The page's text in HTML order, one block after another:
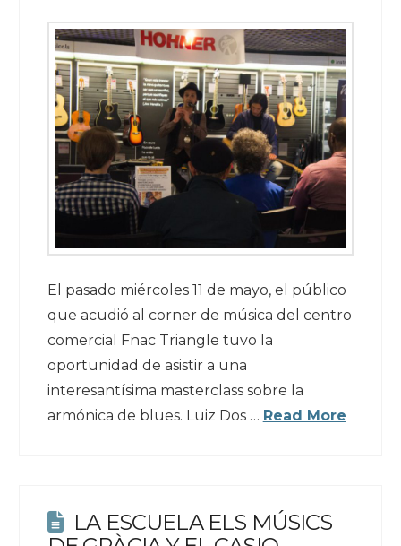
El pasado miércoles 11 de mayo, el público
que acudió al corner de música del centro
comercial Fnac Triangle tuvo la
oportunidad de asistir a una
interesantísima masterclass sobre la
armónica de blues. Luiz Dos … Read More
LA ESCUELA ELS MÚSICS